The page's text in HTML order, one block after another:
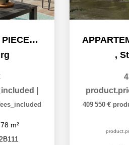
APPARTEMENT 4 PIECES - PROGRAMME QUARTIER DU DANUBE A...
78 m²
,
409 550 €